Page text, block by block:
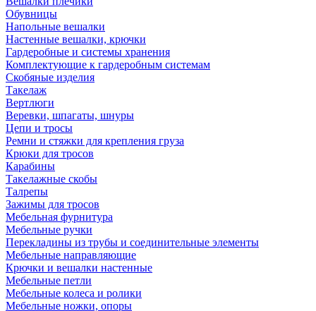
Обувницы
Напольные вешалки
Настенные вешалки, крючки
Гардеробные и системы хранения
Комплектующие к гардеробным системам
Скобяные изделия
Такелаж
Вертлюги
Веревки, шпагаты, шнуры
Цепи и тросы
Ремни и стяжки для крепления груза
Крюки для тросов
Карабины
Такелажные скобы
Талрепы
Зажимы для тросов
Мебельная фурнитура
Мебельные ручки
Перекладины из трубы и соединительные элементы
Мебельные направляющие
Крючки и вешалки настенные
Мебельные петли
Мебельные колеса и ролики
Мебельные ножки, опоры